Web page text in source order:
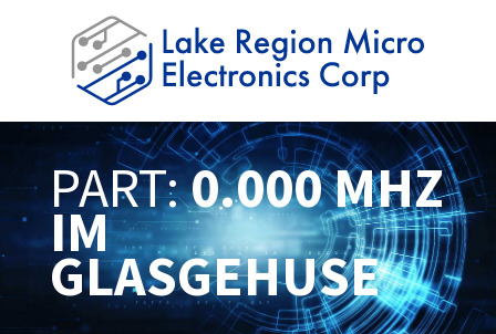
PART:0.000 MHZ
IM
GLASGEHUSE